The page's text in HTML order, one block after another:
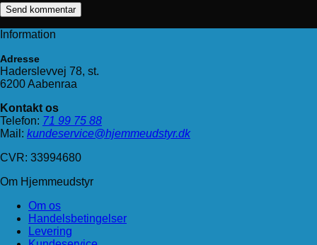
Information
Adresse
Haderslevvej 78, st.
6200 Aabenraa
Kontakt os
Telefon: 71 99 75 88
Mail: kundeservice@hjemmeudstyr.dk
CVR: 33994680
Om Hjemmeudstyr
Om os
Handelsbetingelser
Levering